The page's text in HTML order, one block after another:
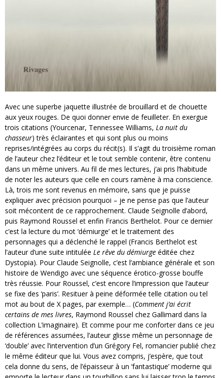
Avec une superbe jaquette illustrée de brouillard et de chouette
aux yeux rouges. De quoi donner envie de feuilleter. En exergue
trois citations (Yourcenar, Tennessee Williams, La nuit du
chasseur) très éclairantes et qui sont plus ou moins
reprises/intégrées au corps du récit(s). Il s’agit du troisième roman
de l’auteur chez l’éditeur et le tout semble contenir, être contenu
dans un même univers. Au fil de mes lectures, j’ai pris l’habitude
de noter les auteurs que celle en cours ramène à ma conscience.
Là, trois me sont revenus en mémoire, sans que je puisse
expliquer avec précision pourquoi – je ne pense pas que l’auteur
soit mécontent de ce rapprochement. Claude Seignolle d’abord,
puis Raymond Roussel et enfin Francis Berthelot. Pour ce dernier
c’est la lecture du mot ‘démiurge’ et le traitement des
personnages qui a déclenché le rappel (Francis Berthelot est
l’auteur d’une suite intitulée Le rêve du démiurge éditée chez
Dystopia). Pour Claude Seignolle, c’est l’ambiance générale et son
histoire de Wendigo avec une séquence érotico-grosse bouffe
très réussie. Pour Roussel, c’est encore l’impression que l’auteur
se fixe des ‘paris’. Resituer à peine déformée telle citation ou tel
mot au bout de X pages, par exemple… (Comment j’ai écrit
certains de mes livres, Raymond Roussel chez Gallimard dans la
collection L’imaginaire). Et comme pour me conforter dans ce jeu
de références assumées, l’auteur glisse même un personnage de
‘double’ avec l’intervention d’un Grégory Fel, romancier publié chez
le même éditeur que lui. Vous avez compris, j’espère, que tout
cela donne du sens, de l’épaisseur à un ‘fantastique’ moderne qui